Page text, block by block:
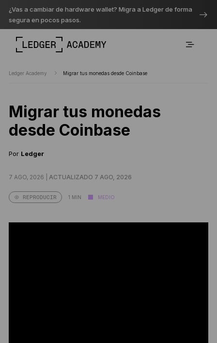
¿Vas a cambiar de hardware wallet? Migra a Ledger de forma
segura en pocos pasos.
Ledger Academy Migrar tus monedas desde Coinbase
Migrar tus monedas
desde Coinbase
Por Ledger
7 AGO, 2026 | ACTUALIZADO 7 AGO, 2026
REPRODUCIR 1 MIN MEDIO